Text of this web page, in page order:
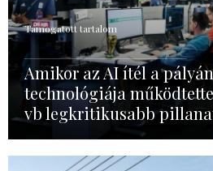
Támogatott tartalom
Amikor az AI ítél a
technológiája
vb legkritikusabb